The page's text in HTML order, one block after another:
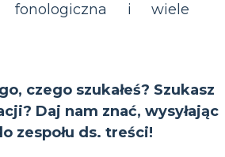
fonologiczna i wiele
czego szukałeś? Szukasz
Daj nam znać, wysyłając
zespołu ds. treści!